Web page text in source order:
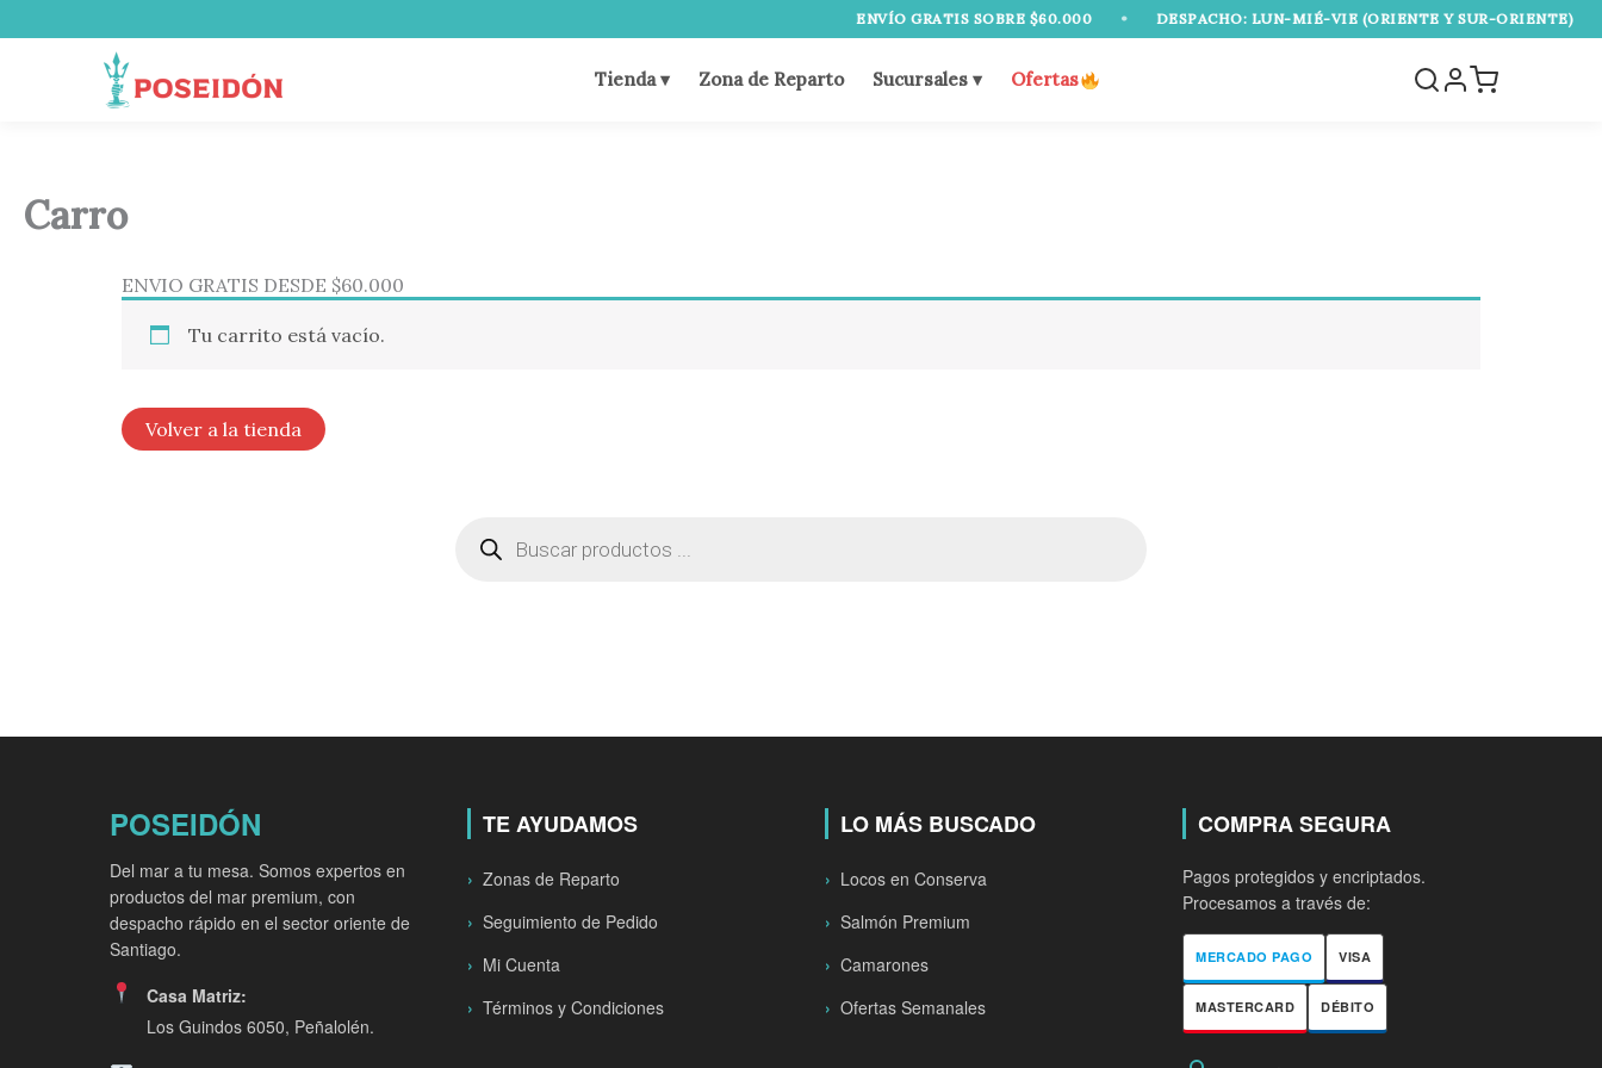
al
ENVÍO GRATIS SOBRE $60.000 • DESPACHO: LUN-MIÉ-VIE (ORIENTE Y SUR-ORIENTE) •
Tienda ▾ Zona de Reparto Sucursales ▾ Ofertas
Carro
ENVIO GRATIS DESDE $60.000
Tu carrito está vacío.
Volver a la tienda
productos
POSEIDÓN
Del mar a tu mesa. Somos expertos en
productos del mar premium, con
despacho rápido en el sector oriente de
Santiago.
Casa Matriz:
Los Guindos 6050, Peñalolén.
TE AYUDAMOS
Zonas de Reparto
Seguimiento de Pedido
Mi Cuenta
Términos y Condiciones
LO MÁS BUSCADO
Locos en Conserva
Salmón Premium
Camarones
Ofertas Semanales
COMPRA SEGURA
Pagos protegidos y encriptados.
Procesamos a través de:
MERCADO PAGO VISA
MASTERCARD DÉBITO